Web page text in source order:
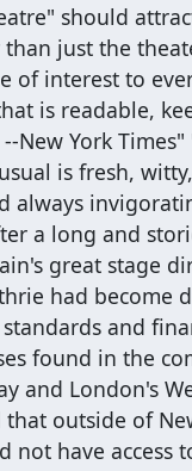
should
just the
of interest to
is readable,
New York
is fresh,
always
a long and
great stage
had become
and
found in the
and London's
that outside of
not have access